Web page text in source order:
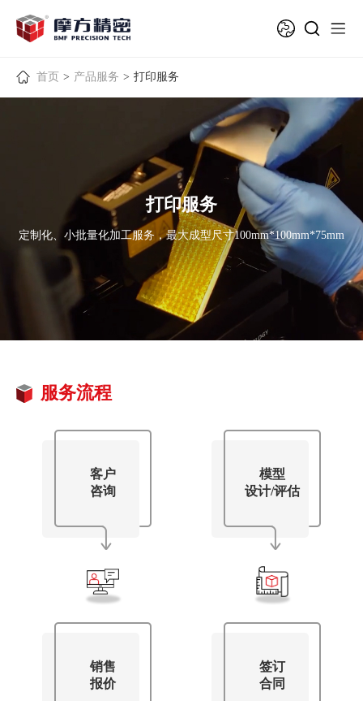
首页 > 产品服务 > 打印服务
打印服务
定制化、小批量化加工服务，最大成型尺寸100mm*100mm*75mm
服务流程
客户
咨询
模型
设计/评估
销售
报价
签订
合同